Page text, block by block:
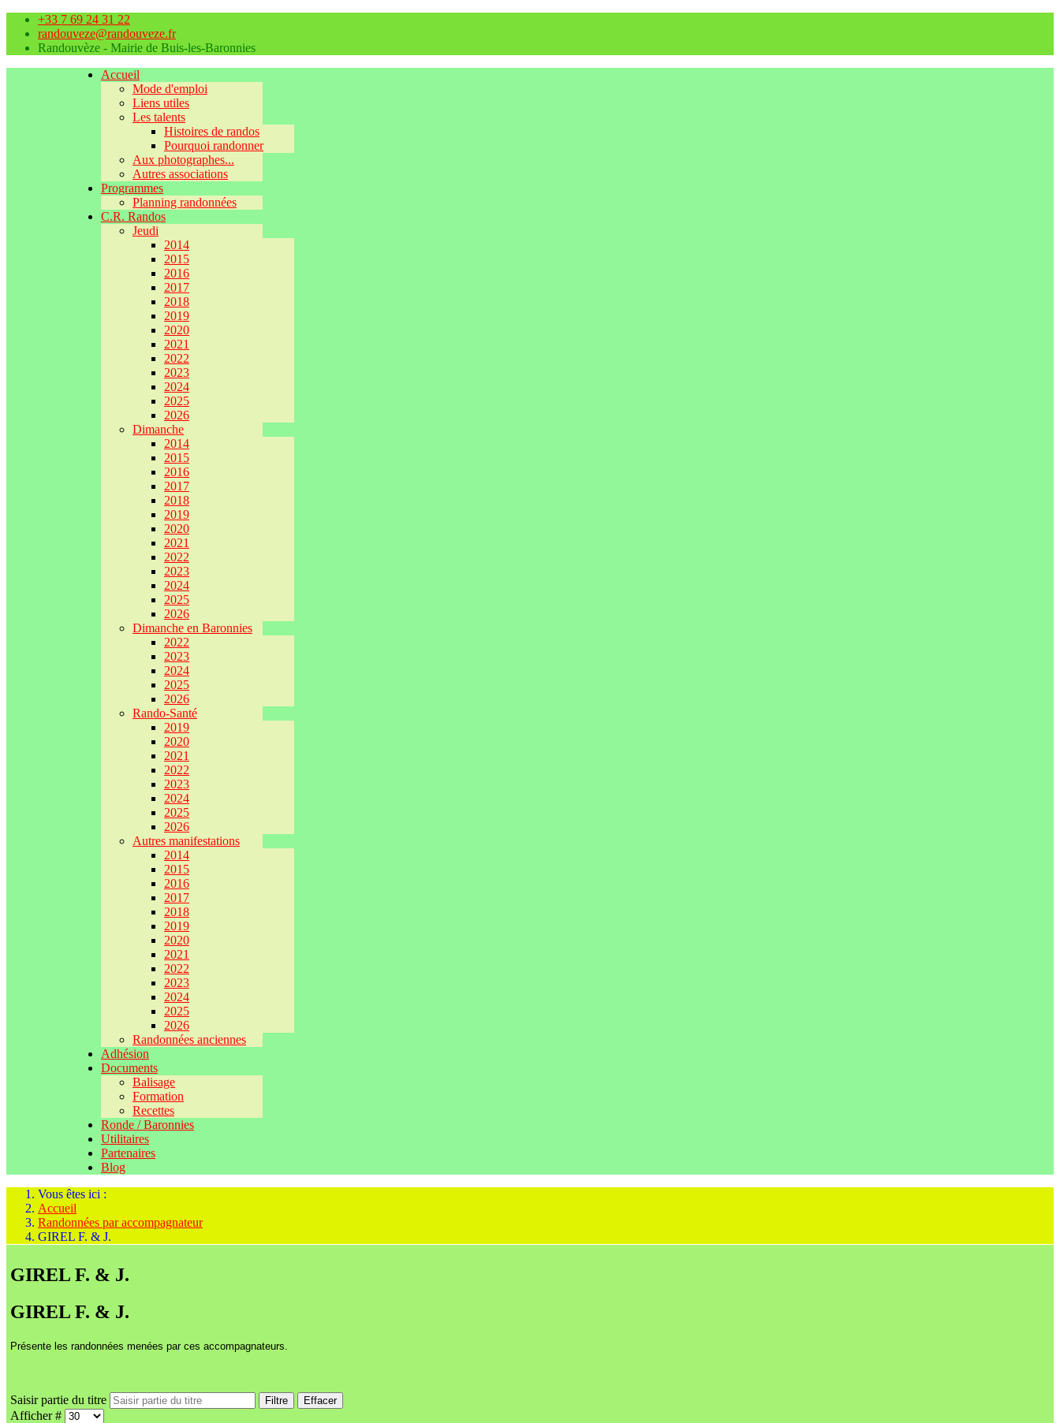
+33 7 69 24 31 22
randouveze@randouveze.fr
Randouvèze - Mairie de Buis-les-Baronnies
Accueil
Mode d'emploi
Liens utiles
Les talents
Histoires de randos
Pourquoi randonner
Aux photographes...
Autres associations
Programmes
Planning randonnées
C.R. Randos
Jeudi
2014
2015
2016
2017
2018
2019
2020
2021
2022
2023
2024
2025
2026
Dimanche
2014
2015
2016
2017
2018
2019
2020
2021
2022
2023
2024
2025
2026
Dimanche en Baronnies
2022
2023
2024
2025
2026
Rando-Santé
2019
2020
2021
2022
2023
2024
2025
2026
Autres manifestations
2014
2015
2016
2017
2018
2019
2020
2021
2022
2023
2024
2025
2026
Randonnées anciennes
Adhésion
Documents
Balisage
Formation
Recettes
Ronde / Baronnies
Utilitaires
Partenaires
Blog
Vous êtes ici :
Accueil
Randonnées par accompagnateur
GIREL F. & J.
GIREL F. & J.
GIREL F. & J.
Présente les randonnées menées par ces accompagnateurs.
Saisir partie du titre Filtre Effacer
Afficher #